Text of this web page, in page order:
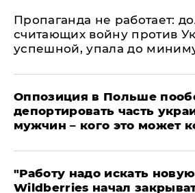
​Пропаганда не работает:
считающих войну против
успешной, упала до
Оппозиция в Польше
депортировать часть
мужчин – кого это может
"Работу надо искать
Wildberries начал